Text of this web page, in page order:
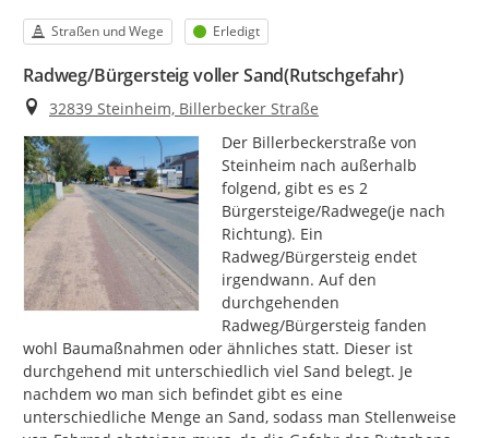
Kategorie
Straßen und Wege Status
Erledigt
Radweg/Bürgersteig voller Sand(Rutschgefahr)
Ort
32839 Steinheim, Billerbecker Straße
Der Billerbeckerstraße von
Steinheim nach außerhalb
folgend, gibt es es 2
Bürgersteige/Radwege(je nach
Richtung). Ein
Radweg/Bürgersteig endet
irgendwann. Auf den
durchgehenden
Radweg/Bürgersteig fanden
wohl Baumaßnahmen oder ähnliches statt. Dieser ist
durchgehend mit unterschiedlich viel Sand belegt. Je
nachdem wo man sich befindet gibt es eine
unterschiedliche Menge an Sand, sodass man Stellenweise